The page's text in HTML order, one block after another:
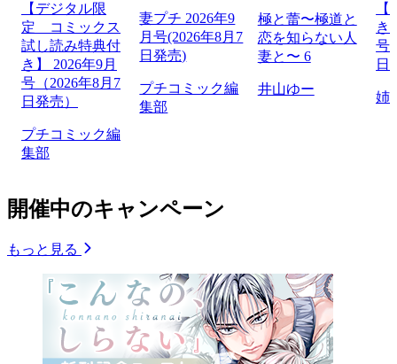
【デジタル限
定 コミックス
試し読み特典付
き】 2026年9月
号（2026年8月7
日発売）
プチコミック編
集部
妻プチ 2026年9
月号(2026年8月7
日発売)
プチコミック編
集部
極と蕾〜極道と
恋を知らない人
妻と〜 6
井山ゆー
き
号
日
姉
開催中のキャンペーン
もっと見る